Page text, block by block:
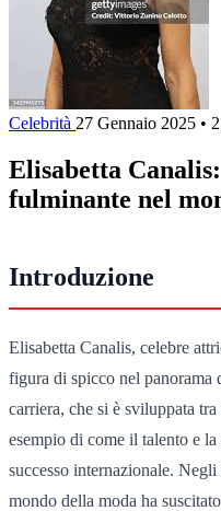
Celebrità 27 Gennaio 2025 •
Elisabetta
fulminante nel
Introduzione
Elisabetta Canalis, celebre
figura di spicco nel panorama
carriera, che si è sviluppata
esempio di come il talento e la
successo internazionale.
mondo della moda ha